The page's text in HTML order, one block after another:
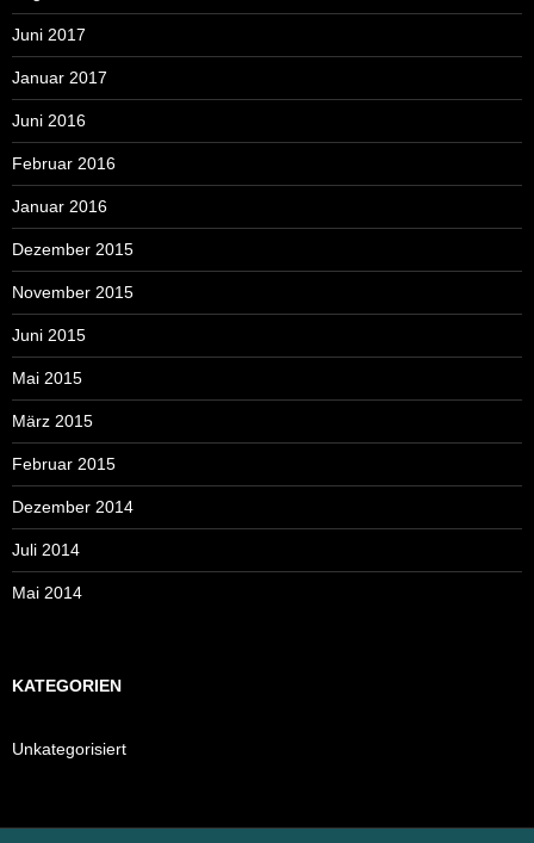
Juni 2017
Januar 2017
Juni 2016
Februar 2016
Januar 2016
Dezember 2015
November 2015
Juni 2015
Mai 2015
März 2015
Februar 2015
Dezember 2014
Juli 2014
Mai 2014
KATEGORIEN
Unkategorisiert